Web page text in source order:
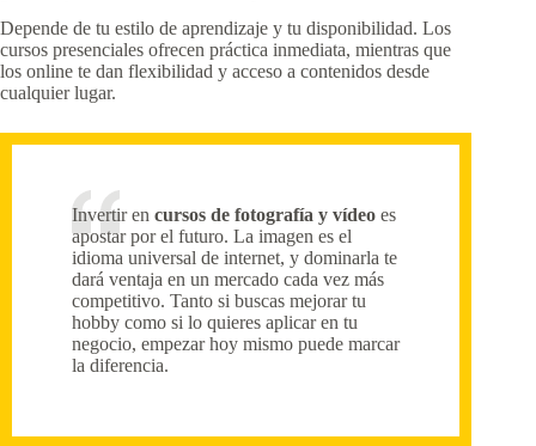
Depende de tu estilo de aprendizaje y tu disponibilidad. Los
cursos presenciales ofrecen práctica inmediata, mientras que
los online te dan flexibilidad y acceso a contenidos desde
cualquier lugar.
Invertir en cursos de fotografía y vídeo es
apostar por el futuro. La imagen es el
idioma universal de internet, y dominarla te
dará ventaja en un mercado cada vez más
competitivo. Tanto si buscas mejorar tu
hobby como si lo quieres aplicar en tu
negocio, empezar hoy mismo puede marcar
la diferencia.